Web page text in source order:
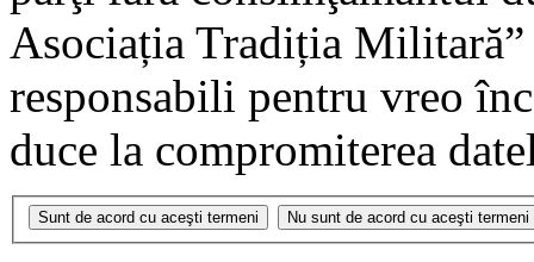
Asociația Tradiția
responsabili pentru vreo
duce la compromiterea